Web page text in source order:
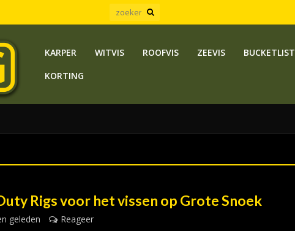
KARPER WITVIS ROOFVIS ZEEVIS BUCKETLIST
KORTING
Rigs voor het vissen op Grote Snoek
geleden Reageer